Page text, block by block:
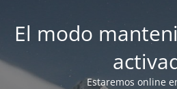
El modo
Estaremos online